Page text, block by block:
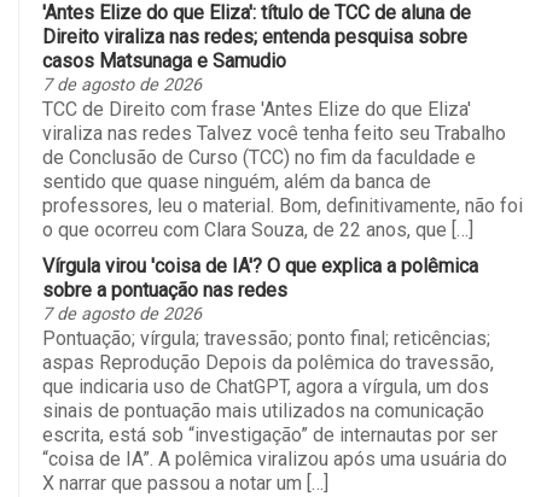
'Antes Elize do que Eliza': título de TCC de aluna de
Direito viraliza nas redes; entenda pesquisa sobre
casos Matsunaga e Samudio
7 de agosto de 2026
TCC de Direito com frase 'Antes Elize do que Eliza'
viraliza nas redes Talvez você tenha feito seu Trabalho
de Conclusão de Curso (TCC) no fim da faculdade e
sentido que quase ninguém, além da banca de
professores, leu o material. Bom, definitivamente, não foi
o que ocorreu com Clara Souza, de 22 anos, que […]
Vírgula virou 'coisa de IA'? O que explica a polêmica
sobre a pontuação nas redes
7 de agosto de 2026
Pontuação; vírgula; travessão; ponto final; reticências;
aspas Reprodução Depois da polêmica do travessão,
que indicaria uso de ChatGPT, agora a vírgula, um dos
sinais de pontuação mais utilizados na comunicação
escrita, está sob “investigação” de internautas por ser
“coisa de IA”. A polêmica viralizou após uma usuária do
X narrar que passou a notar um […]